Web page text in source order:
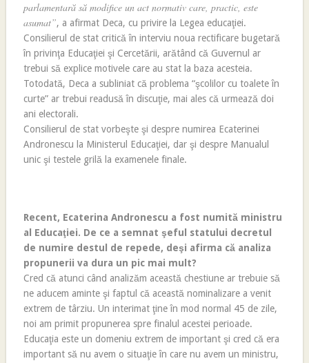
parlamentară să modifice un act normativ care, practic, este
asumat”, a afirmat Deca, cu privire la Legea educaţiei.
Consilierul de stat critică în interviu noua rectificare bugetară
în privinţa Educaţiei şi Cercetării, arătând că Guvernul ar
trebui să explice motivele care au stat la baza acesteia.
Totodată, Deca a subliniat că problema “şcolilor cu toalete în
curte” ar trebui readusă în discuţie, mai ales că urmează doi
ani electorali.
Consilierul de stat vorbeşte şi despre numirea Ecaterinei
Andronescu la Ministerul Educaţiei, dar şi despre Manualul
unic şi testele grilă la examenele finale.
Recent, Ecaterina Andronescu a fost numită ministru
al Educaţiei. De ce a semnat şeful statului decretul
de numire destul de repede, deşi afirma că analiza
propunerii va dura un pic mai mult?
Cred că atunci când analizăm această chestiune ar trebuie să
ne aducem aminte şi faptul că această nominalizare a venit
extrem de târziu. Un interimat ţine în mod normal 45 de zile,
noi am primit propunerea spre finalul acestei perioade.
Educaţia este un domeniu extrem de important şi cred că era
important să nu avem o situaţie în care nu avem un ministru,